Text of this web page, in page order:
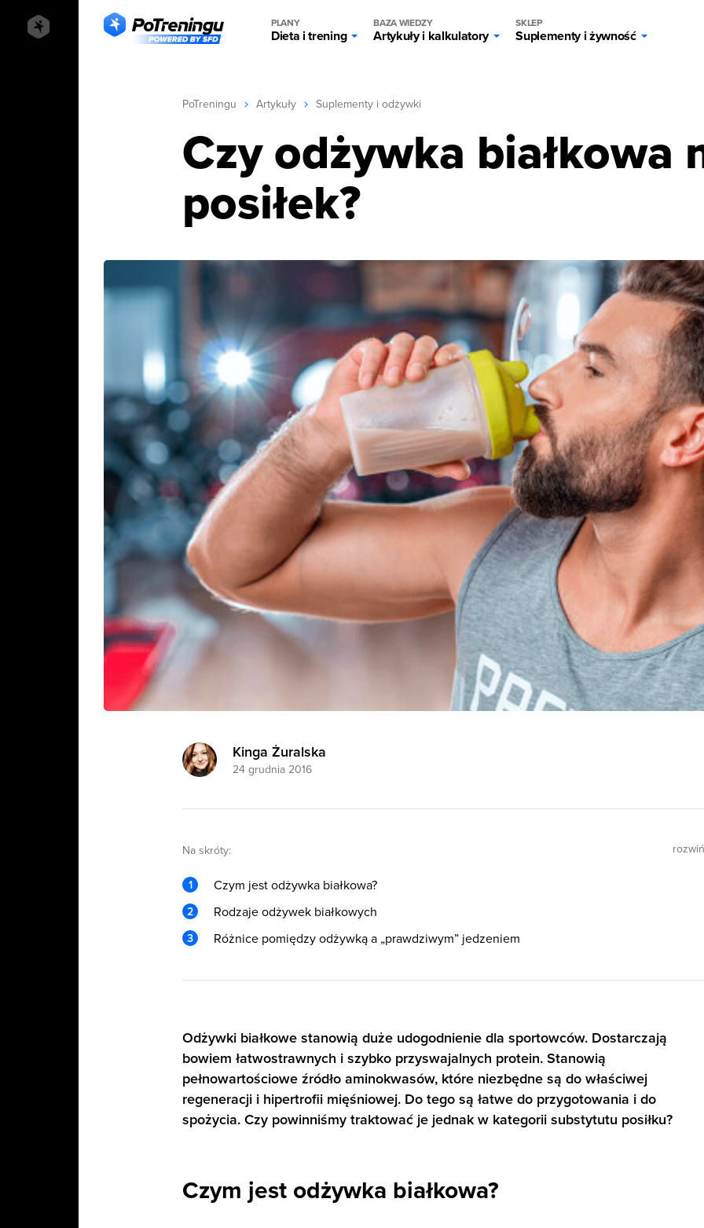
PLANY
Dieta i trening
BAZA WIEDZY
Artykuły i kalkulatory
SKLEP
Suplementy i żywność
PoTreningu Artykuły Suplementy i odżywki
Czy odżywka białkowa
posiłek?
Kinga Żuralska
24 grudnia 2016
Na skróty: rozwiń
Czym jest odżywka białkowa?
Rodzaje odżywek białkowych
Różnice pomiędzy odżywką a „prawdziwym” jedzeniem
Odżywki białkowe stanowią duże udogodnienie dla sportowców. Dostarczają
bowiem łatwostrawnych i szybko przyswajalnych protein. Stanowią
pełnowartościowe źródło aminokwasów, które niezbędne są do właściwej
regeneracji i hipertrofii mięśniowej. Do tego są łatwe do przygotowania i do
spożycia. Czy powinniśmy traktować je jednak w kategorii substytutu posiłku?
Czym jest odżywka białkowa?